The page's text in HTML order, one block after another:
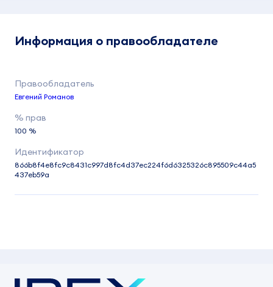
Информация о правообладателе
Евгений Романов
100 %
866b8f4e8fc9c8431c997d8fc4d37ec224f6d6325326c895509c44a5
437eb59a